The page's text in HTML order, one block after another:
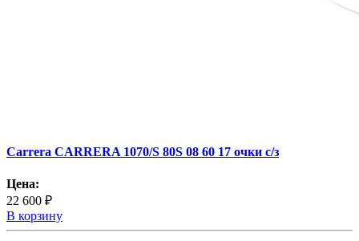
Carrera CARRERA 1070/S 80S 08 60 17 очки с/з
Цена:
22 600 ₽
В корзину